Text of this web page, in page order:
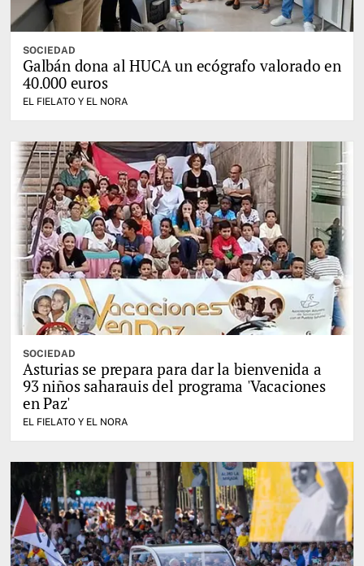
SOCIEDAD
Galbán dona al HUCA un ecógrafo valorado en
40.000 euros
EL FIELATO Y EL NORA
SOCIEDAD
Asturias se prepara para dar la bienvenida a
93 niños saharauis del programa 'Vacaciones
en Paz'
EL FIELATO Y EL NORA